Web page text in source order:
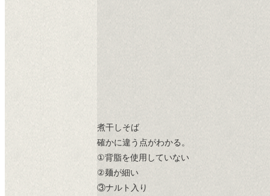
煮干しそば
確かに違う点がわかる。
①背脂を使用していない
②麺が細い
③ナルト入り